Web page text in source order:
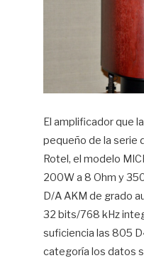
El amplificador que
pequeño de la serie
Rotel, el modelo
200W a 8 Ohm y
D/A AKM de grado
32 bits/768 kHz
suficiencia las 805
categoría los datos